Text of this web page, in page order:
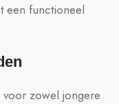
een functioneel
zowel jongere